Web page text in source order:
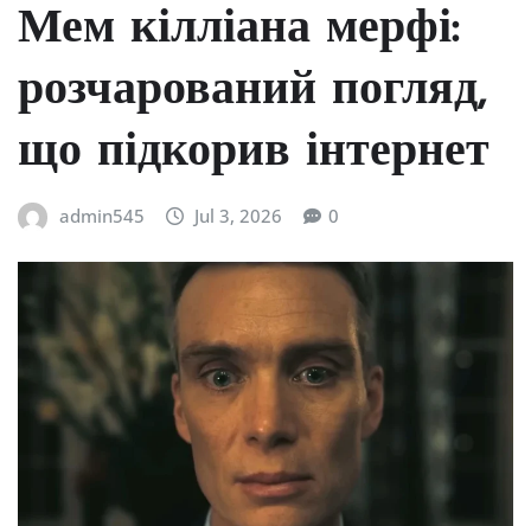
Мем кілліана мерфі:
розчарований погляд,
що підкорив інтернет
admin545 Jul 3, 2026 0